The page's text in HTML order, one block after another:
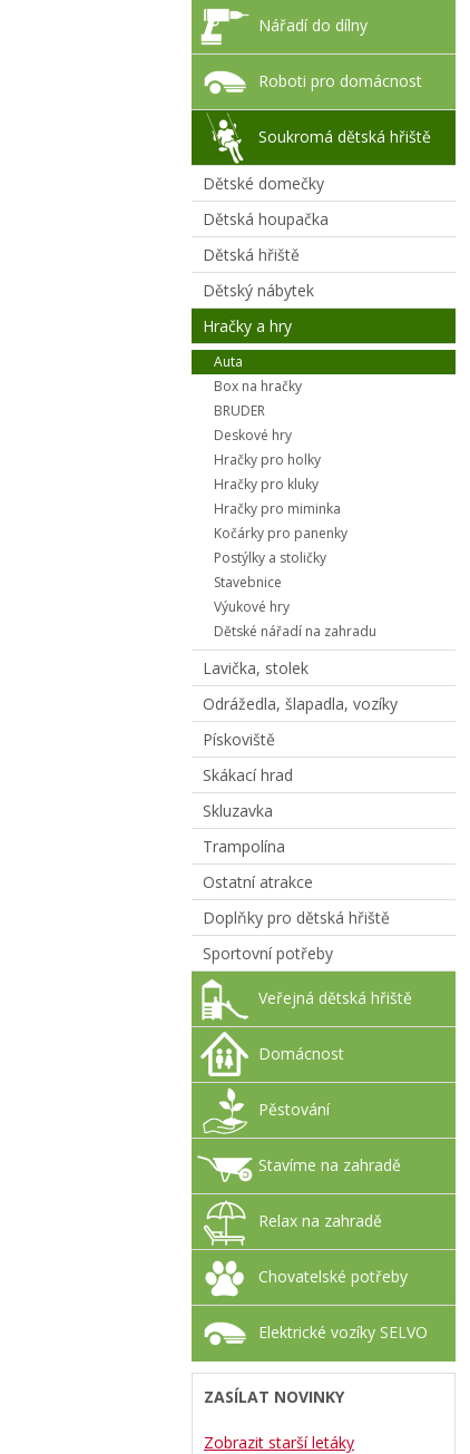
Nářadí do dílny
Roboti pro domácnost
Soukromá dětská hřiště
Dětské domečky
Dětská houpačka
Dětská hřiště
Dětský nábytek
Hračky a hry
Auta
Box na hračky
BRUDER
Deskové hry
Hračky pro holky
Hračky pro kluky
Hračky pro miminka
Kočárky pro panenky
Postýlky a stoličky
Stavebnice
Výukové hry
Dětské nářadí na zahradu
Lavička, stolek
Odrážedla, šlapadla, vozíky
Pískoviště
Skákací hrad
Skluzavka
Trampolína
Ostatní atrakce
Doplňky pro dětská hřiště
Sportovní potřeby
Veřejná dětská hřiště
Domácnost
Pěstování
Stavíme na zahradě
Relax na zahradě
Chovatelské potřeby
Elektrické vozíky SELVO
ZASÍLAT NOVINKY
Zobrazit starší letáky